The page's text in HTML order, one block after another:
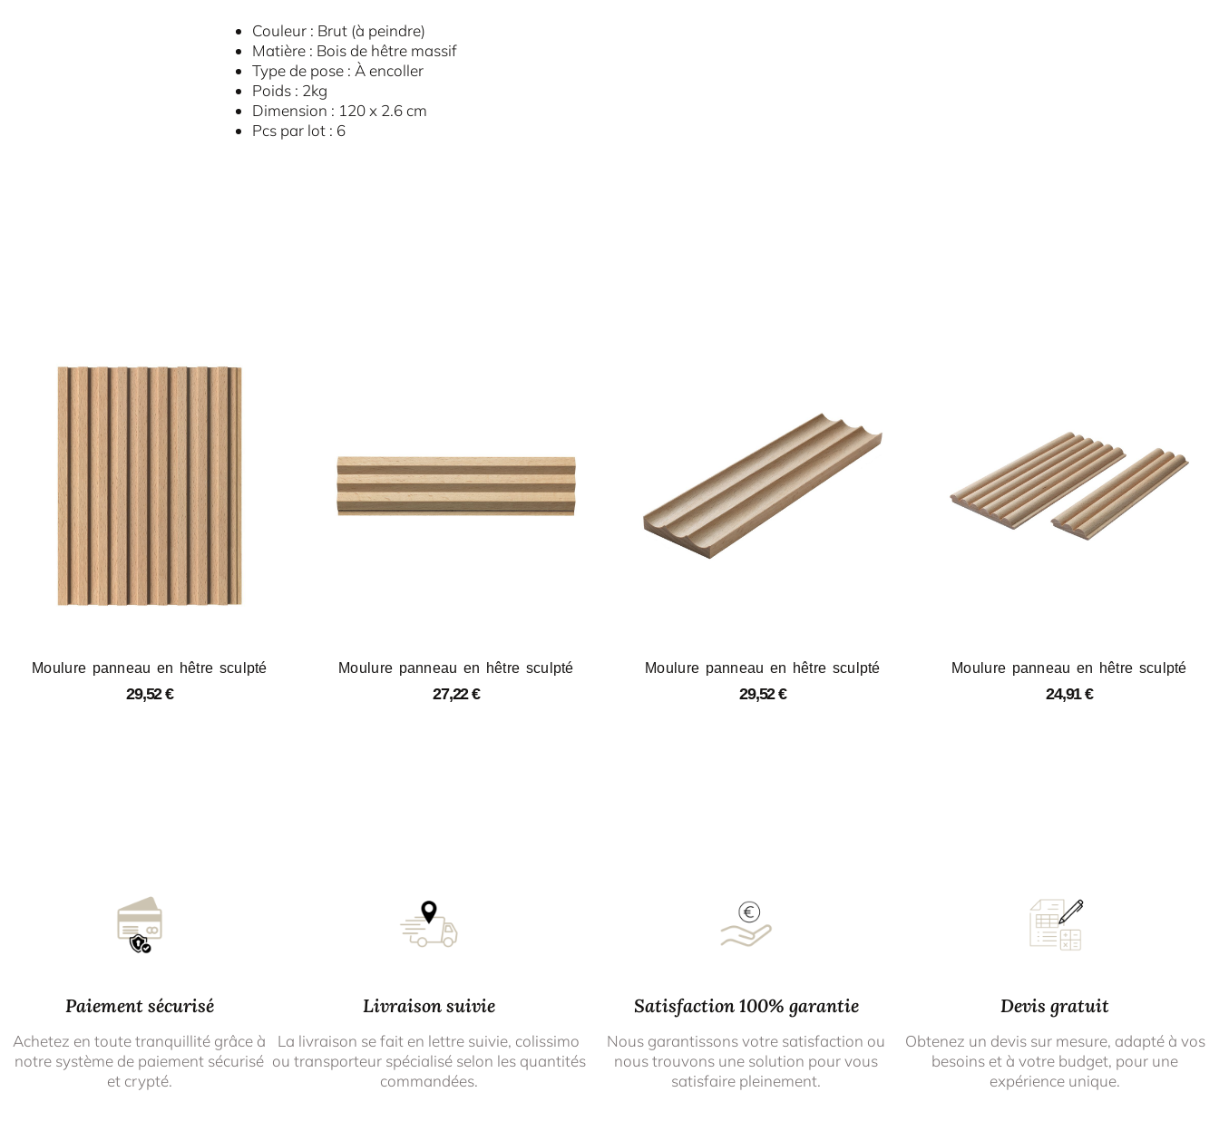
Couleur : Brut (à peindre)
Matière : Bois de hêtre massif
Type de pose : À encoller
Poids : 2kg
Dimension : 120 x 2.6 cm
Pcs par lot : 6
Moulure panneau en hêtre sculpté
29,52€
Moulure panneau en hêtre sculpté
27,22€
Moulure panneau en hêtre sculpté
29,52€
Moulure panneau en hêtre sculpté
24,91€
Paiement sécurisé
Achetez en toute tranquillité grâce à
notre système de paiement sécurisé
et crypté.
Livraison suivie
La livraison se fait en lettre suivie, colissimo
ou transporteur spécialisé selon les quantités
commandées.
Satisfaction 100% garantie
Nous garantissons votre satisfaction ou
nous trouvons une solution pour vous
satisfaire pleinement.
Devis gratuit
Obtenez un devis sur mesure, adapté à vos
besoins et à votre budget, pour une
expérience unique.